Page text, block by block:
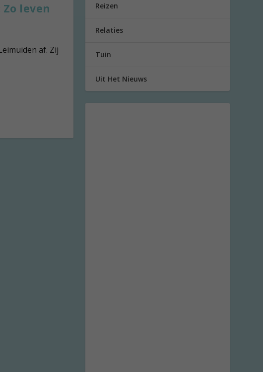
leven
af. Zij
Reizen
Relaties
Tuin
Uit Het Nieuws